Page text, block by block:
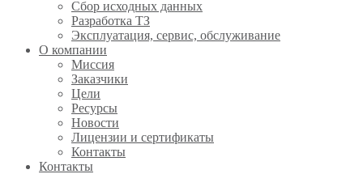
Сбор исходных данных
Разработка ТЗ
Эксплуатация, сервис, обслуживание
О компании
Миссия
Заказчики
Цели
Ресурсы
Новости
Лицензии и сертификаты
Контакты
Контакты